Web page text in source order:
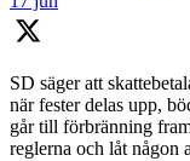
SD säger att
när fester delas upp,
går till förbränning
reglerna och låt någon